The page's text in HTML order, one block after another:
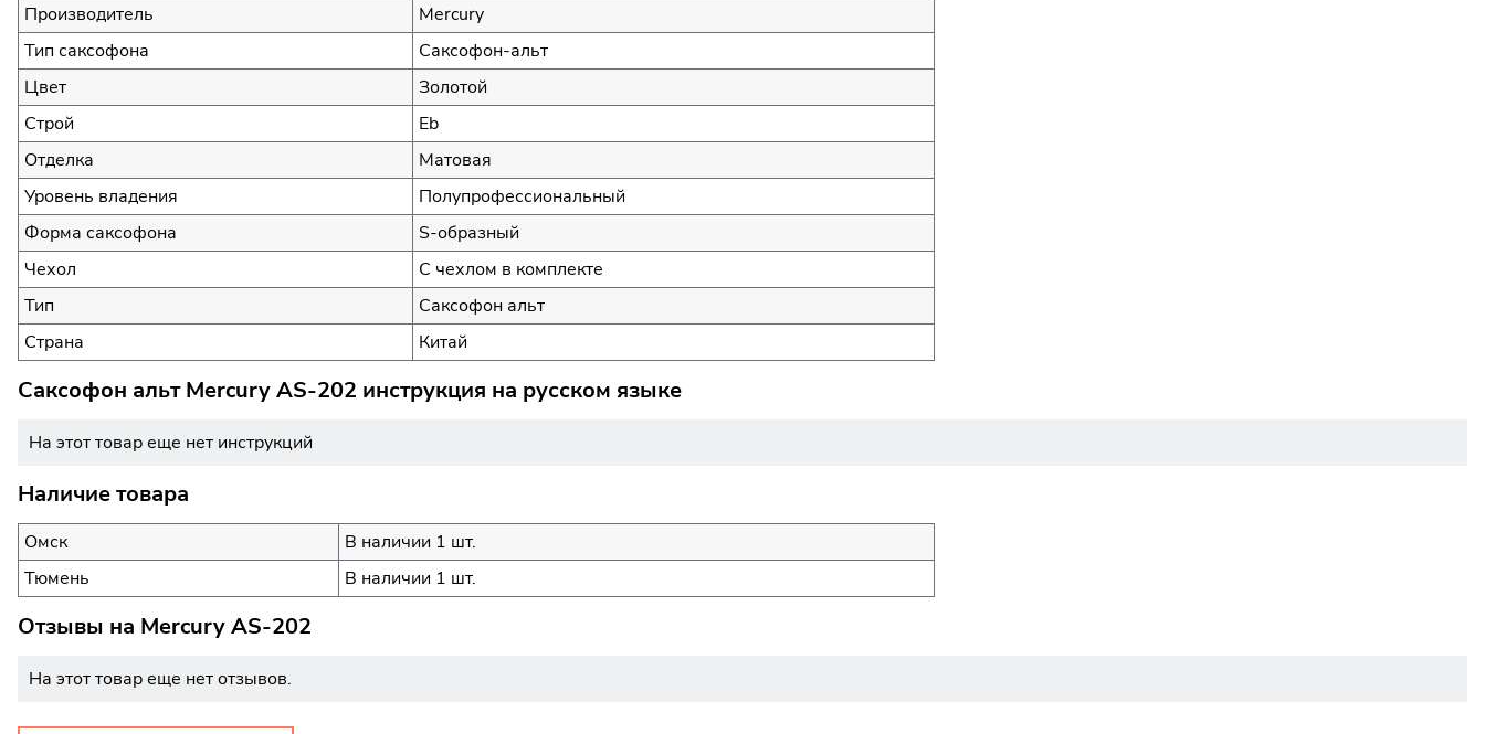
Производитель
Mercury
Тип саксофона
Саксофон-альт
Цвет
Золотой
Строй
Eb
Отделка
Матовая
Уровень владения
Полупрофессиональный
Форма саксофона
S-образный
Чехол
С чехлом в комплекте
Тип
Саксофон альт
Страна
Китай
Саксофон альт Mercury AS-202 инструкция на русском языке
На этот товар еще нет инструкций
Наличие товара
Омск
В наличии 1 шт.
Тюмень
В наличии 1 шт.
Отзывы на Mercury AS-202
На этот товар еще нет отзывов.